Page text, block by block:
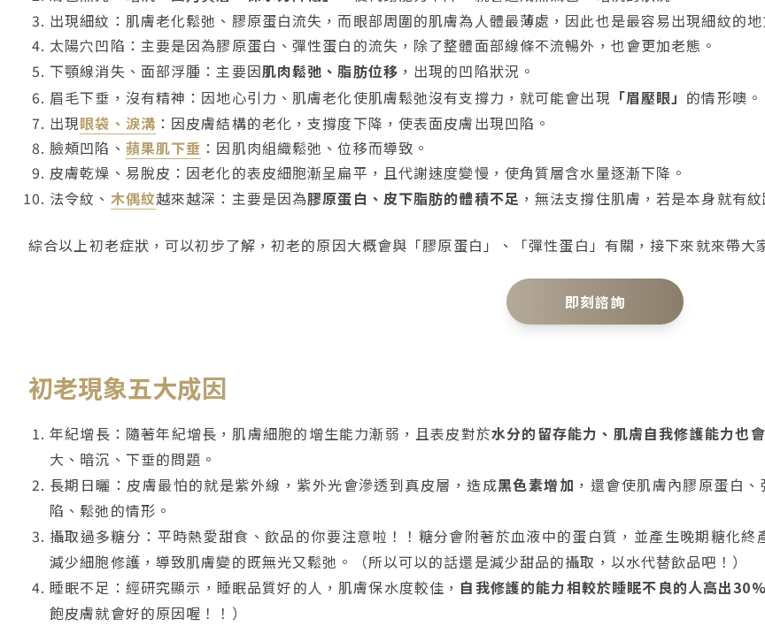
出現細紋：肌膚老化鬆弛、膠原蛋白流失，而眼部周圍的肌膚為人體最薄處，因此也是最容易出現細紋的
太陽穴凹陷：主要是因為膠原蛋白、彈性蛋白的流失，除了整體面部線條不流暢外，也會更加老態。
下顎線消失、面部浮腫：主要因肌肉鬆弛、脂肪位移 ，出現的凹陷狀況。
眉毛下垂，沒有精神：因地心引力、肌膚老化使肌膚鬆弛沒有支撐力，就可能會出現 「眉壓眼」 的情形噢。
出現眼袋、淚溝 ：因皮膚結構的老化，支撐度下降，使表面皮膚出現凹陷。
臉頰凹陷、 蘋果肌下垂 ：因肌肉組織鬆弛、位移而導致。
皮膚乾燥、易脫皮：因老化的表皮細胞漸呈扁平，且代謝速度變慢，使角質層含水量逐漸下降。
法令紋、 木偶紋越來越深：主要是因為膠原蛋白、皮下脂肪的體積不足 ，無法支撐住肌膚，若是本身就有
綜合以上初老症狀，可以初步了解，初老的原因大概會與「膠原蛋白」、「彈性蛋白」有關，接下來就來帶大
即刻諮詢
初老現象五大成因
年紀增長：隨著年紀增長，肌膚細胞的增生能力漸弱，且表皮對於水分的留存能力、肌膚自我修護能力也
大、暗沉、下垂的問題。
長期日曬：皮膚最怕的就是紫外線，紫外光會滲透到真皮層，造成黑色素增加 ，還會使肌膚內膠原蛋白
陷、鬆弛的情形。
攝取過多糖分：平時熱愛甜食、飲品的你要注意啦！！糖分會附著於血液中的蛋白質，並產生晚期糖化終
減少細胞修護，導致肌膚變的既無光又鬆弛。（所以可以的話還是減少甜品的攝取，以水代替飲品吧！）
睡眠不足：經研究顯示，睡眠品質好的人，肌膚保水度較佳， 自我修護的能力相較於睡眠不良的人高出30%
飽皮膚就會好的原因喔！！）